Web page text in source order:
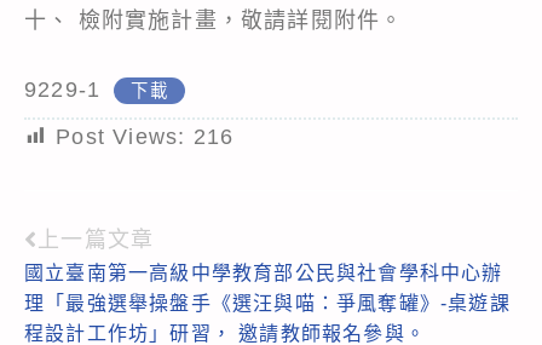
十、 檢附實施計畫，敬請詳閱附件。
9229-1 下載
Post Views: 216
Read
more
articles
上一篇文章
國立臺南第一高級中學教育部公民與社會學科中心辦
理「最強選舉操盤手《選汪與喵：爭風奪罐》-桌遊課
程設計工作坊」研習， 邀請教師報名參與。